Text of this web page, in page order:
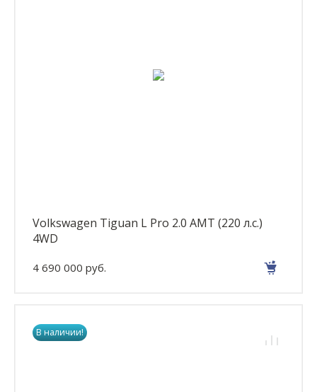
Volkswagen Tiguan L Pro 2.0 AMT (220 л.с.)
4WD
4 690 000 руб.
В наличии!